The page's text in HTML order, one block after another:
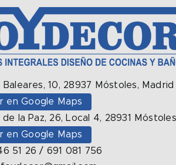
Baleares, 10, 28937 Móstoles, Madrid
en Google Maps
de la Paz, 26, Local 4, 28931
en Google Maps
51 26 / 691 081 756